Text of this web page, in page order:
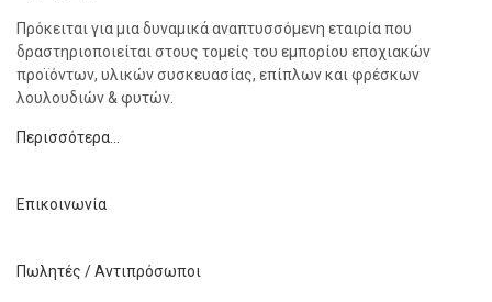
Πρόκειται για μια δυναμικά αναπτυσσόμενη εταιρία που
δραστηριοποιείται στους τομείς του εμπορίου εποχιακών
προϊόντων, υλικών συσκευασίας, επίπλων και φρέσκων
λουλουδιών & φυτών.
Περισσότερα…
Επικοινωνία
Πωλητές / Αντιπρόσωποι